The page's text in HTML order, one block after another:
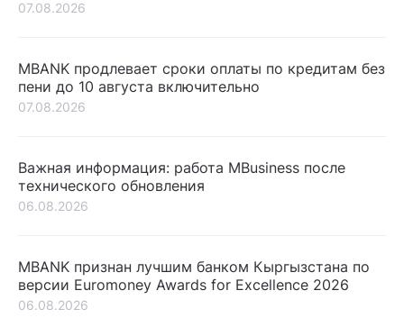
07.08.2026
MBANK продлевает сроки оплаты по кредитам без
пени до 10 августа включительно
07.08.2026
Важная информация: работа MBusiness после
технического обновления
06.08.2026
MBANK признан лучшим банком Кыргызстана по
версии Euromoney Awards for Excellence 2026
06.08.2026